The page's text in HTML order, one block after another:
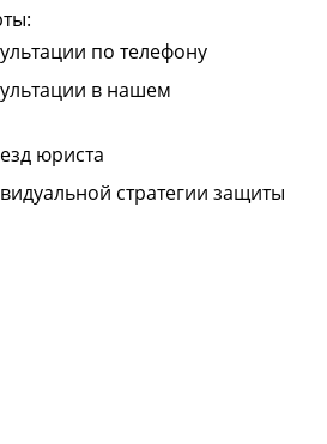
по телефону
в нашем
юриста
стратегии защиты